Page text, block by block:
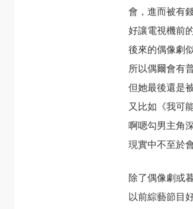
會，進而被有
好讓電視機前
後來的偶像劇
所以偶爾會有
但她最後還是
又比如《我可
啊嗯勾男主角
現實中不至於
除了偶像劇或
以前綜藝節目